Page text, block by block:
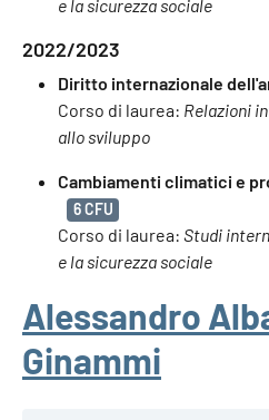
e la sicurezza sociale
2022/2023
Diritto internazionale
Corso di laurea: Relazioni
allo sviluppo
Cambiamenti climatici e
6 CFU
Corso di laurea: Studi
e la sicurezza sociale
Alessandro
Ginammi